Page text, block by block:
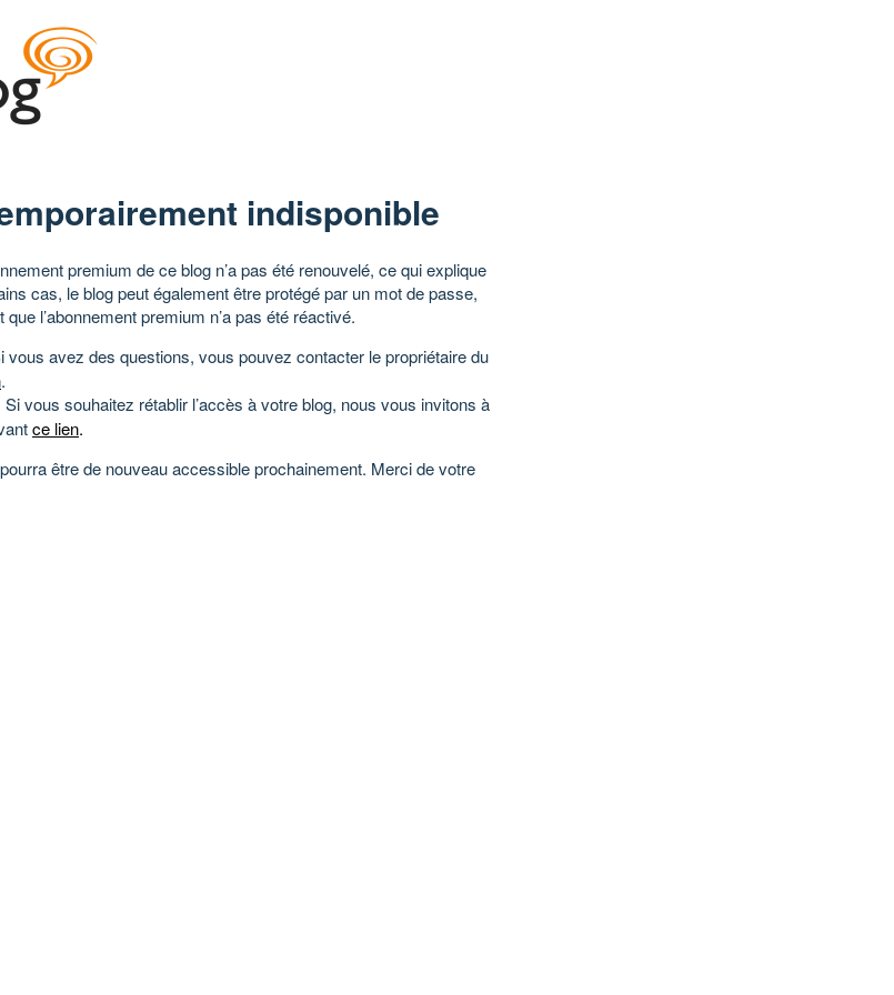
indisponible
premium de ce blog n’a pas été renouvelé, ce qui explique
cas, le blog peut également être protégé par un mot de passe,
l’abonnement premium n’a pas été réactivé.
vous avez des questions, vous pouvez contacter le propriétaire du
.
Si vous souhaitez rétablir l’accès à votre blog, nous vous invitons à
ce lien.
être de nouveau accessible prochainement. Merci de votre